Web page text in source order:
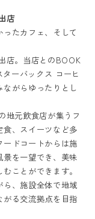
店
たカフェ、そして
店。当店とのBOOK
ーバックス コーヒ
がらゆったりとし
地元飲食店が集うフ
、スイーツなど多
ドコートからは施
を一望でき、美味
ことができます。
、施設全体で地域
る交流拠点を目指